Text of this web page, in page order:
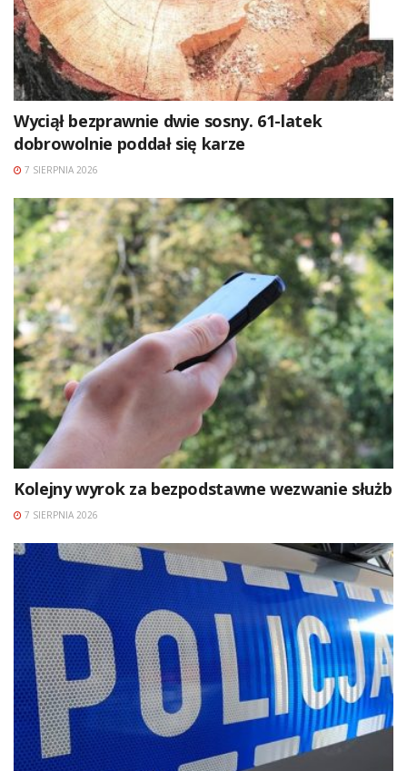
Wyciął bezprawnie dwie sosny. 61-latek
dobrowolnie poddał się karze
7 SIERPNIA 2026
Kolejny wyrok za bezpodstawne wezwanie służb
7 SIERPNIA 2026